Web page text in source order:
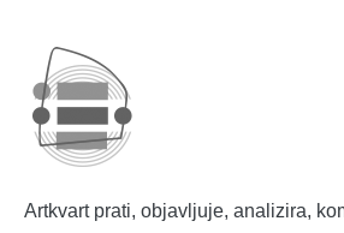
Artkvart prati, objavljuje, analizira,